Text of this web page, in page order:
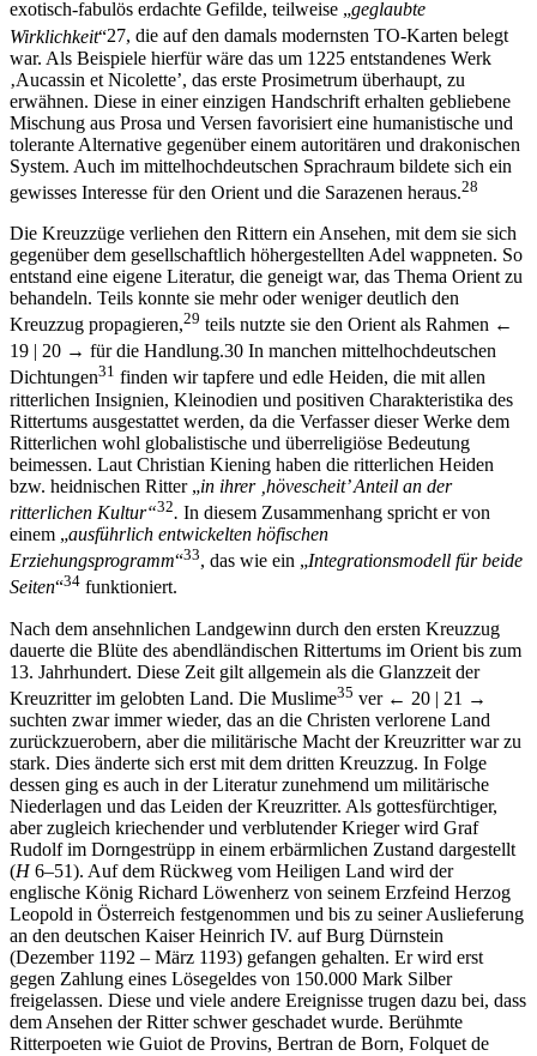
Wirklichkeit“27, die auf den damals modernsten TO-Karten belegt
war. Als Beispiele hierfür wäre das um 1225 entstandenes Werk
‚Aucassin et Nicolette’, das erste Prosimetrum überhaupt, zu
erwähnen. Diese in einer einzigen Handschrift erhalten gebliebene
Mischung aus Prosa und Versen favorisiert eine humanistische und
tolerante Alternative gegenüber einem autoritären und drakonischen
System. Auch im mittelhochdeutschen Sprachraum bildete sich ein
gewisses Interesse für den Orient und die Sarazenen heraus.28
gegenüber dem gesellschaftlich höhergestellten Adel wappneten. So
entstand eine eigene Literatur, die geneigt war, das Thema Orient zu
behandeln. Teils konnte sie mehr oder weniger deutlich den
Kreuzzug propagieren,29teils nutzte sie den Orient als Rahmen
19 |20 → für die Handlung.30In manchen mittelhochdeutschen
Dichtungen31 finden wir tapfere und edle Heiden, die mit allen
ritterlichen Insignien, Kleinodien und positiven Charakteristika des
Rittertums ausgestattet werden, da die Verfasser dieser Werke dem
Ritterlichen wohl globalistische und überreligiöse Bedeutung
beimessen. Laut Christian Kiening haben die ritterlichen Heiden
bzw. heidnischen Ritter „in ihrer ‚hövescheit’ Anteil an der
ritterlichen Kultur“32.In diesem Zusammenhang spricht er von
einem „ausführlich entwickelten höfischen
Erziehungsprogramm“33, das wie ein „Integrationsmodell für beide
Seiten“34funktioniert.
dauerte die Blüte des abendländischen Rittertums im Orient bis zum
13. Jahrhundert. Diese Zeit gilt allgemein als die Glanzzeit der
Kreuzritter im gelobten Land. Die Muslime35ver← 20 |21 →
suchten zwar immer wieder, das an die Christen verlorene Land
zurückzuerobern, aber die militärische Macht der Kreuzritter war zu
stark. Dies änderte sich erst mit dem dritten Kreuzzug. In Folge
dessen ging es auch in der Literatur zunehmend um militärische
Niederlagen und das Leiden der Kreuzritter. Als gottesfürchtiger,
aber zugleich kriechender und verblutender Krieger wird Graf
Rudolf im Dorngestrüpp in einem erbärmlichen Zustand dargestellt
(H6–51). Auf dem Rückweg vom Heiligen Land wird der
englische König Richard Löwenherz von seinem Erzfeind Herzog
Leopold in Österreich festgenommen und bis zu seiner Auslieferung
an den deutschen Kaiser Heinrich IV. auf Burg Dürnstein
(Dezember 1192 – März 1193) gefangen gehalten. Er wird erst
gegen Zahlung eines Lösegeldes von 150.000 Mark Silber
freigelassen. Diese und viele andere Ereignisse trugen dazu bei, dass
dem Ansehen der Ritter schwer geschadet wurde. Berühmte
Ritterpoeten wie Guiot de Provins, Bertran de Born, Folquet de
Marseille verließen die Bühne und gingen einer nach dem anderen